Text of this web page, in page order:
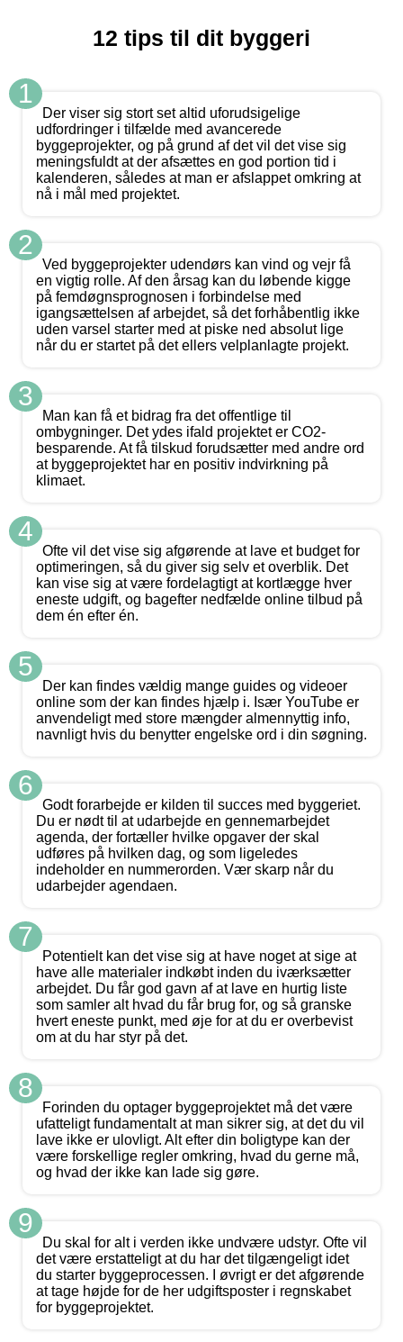
12 tips til dit byggeri
1
Der viser sig stort set altid uforudsigelige
udfordringer i tilfælde med avancerede
byggeprojekter, og på grund af det vil det vise sig
meningsfuldt at der afsættes en god portion tid i
kalenderen, således at man er afslappet omkring at
nå i mål med projektet.
2
Ved byggeprojekter udendørs kan vind og vejr få
en vigtig rolle. Af den årsag kan du løbende kigge
på femdøgnsprognosen i forbindelse med
igangsættelsen af arbejdet, så det forhåbentlig ikke
uden varsel starter med at piske ned absolut lige
når du er startet på det ellers velplanlagte projekt.
3
Man kan få et bidrag fra det offentlige til
ombygninger. Det ydes ifald projektet er CO2-
besparende. At få tilskud forudsætter med andre ord
at byggeprojektet har en positiv indvirkning på
klimaet.
4
Ofte vil det vise sig afgørende at lave et budget for
optimeringen, så du giver sig selv et overblik. Det
kan vise sig at være fordelagtigt at kortlægge hver
eneste udgift, og bagefter nedfælde online tilbud på
dem én efter én.
5
Der kan findes vældig mange guides og videoer
online som der kan findes hjælp i. Især YouTube er
anvendeligt med store mængder almennyttig info,
navnligt hvis du benytter engelske ord i din søgning.
6
Godt forarbejde er kilden til succes med byggeriet.
Du er nødt til at udarbejde en gennemarbejdet
agenda, der fortæller hvilke opgaver der skal
udføres på hvilken dag, og som ligeledes
indeholder en nummerorden. Vær skarp når du
udarbejder agendaen.
7
Potentielt kan det vise sig at have noget at sige at
have alle materialer indkøbt inden du iværksætter
arbejdet. Du får god gavn af at lave en hurtig liste
som samler alt hvad du får brug for, og så granske
hvert eneste punkt, med øje for at du er overbevist
om at du har styr på det.
8
Forinden du optager byggeprojektet må det være
ufatteligt fundamentalt at man sikrer sig, at det du vil
lave ikke er ulovligt. Alt efter din boligtype kan der
være forskellige regler omkring, hvad du gerne må,
og hvad der ikke kan lade sig gøre.
9
Du skal for alt i verden ikke undvære udstyr. Ofte vil
det være erstatteligt at du har det tilgængeligt idet
du starter byggeprocessen. I øvrigt er det afgørende
at tage højde for de her udgiftsposter i regnskabet
for byggeprojektet.